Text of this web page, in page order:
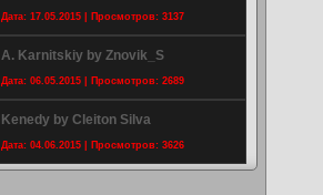
Дата: 17.05.2015 | Просмотров: 3137
A. Karnitskiy by Znovik_S
Дата: 06.05.2015 | Просмотров: 2689
Kenedy by Cleiton Silva
Дата: 04.06.2015 | Просмотров: 3626